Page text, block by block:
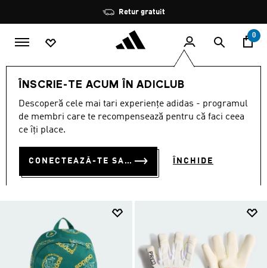
Oprește
rotația
Retur gratuit
0
ÎNSCRIE-TE ACUM ÎN ADICLUB
Descoperă cele mai tari experiențe adidas - programul
de membri care te recompensează pentru că faci ceea
ce îți place.
CONECTEAZĂ-TE SAU ÎNSCRIE-TE ACUM ÎNCHIDE
COPII ACCESORII
ACCESORII COPII